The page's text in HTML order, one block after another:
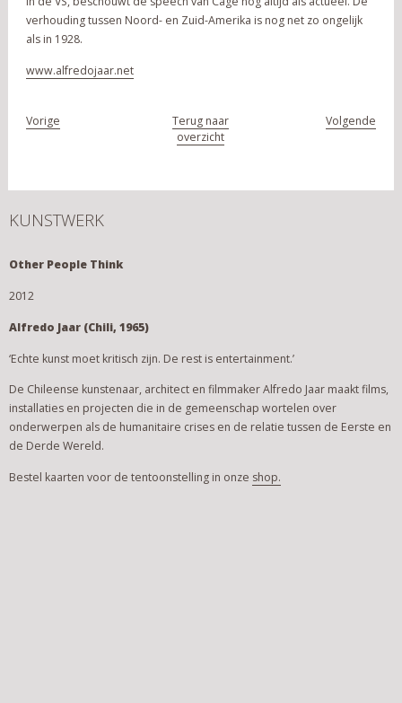
verhouding tussen Noord- en Zuid-Amerika is nog net zo ongelijk
als in 1928.
www.alfredojaar.net
Vorige
Terug naar
overzicht
Volgende
KUNSTWERK
Other People Think
2012
Alfredo Jaar (Chili, 1965)
‘Echte kunst moet kritisch zijn. De rest is entertainment.’
De Chileense kunstenaar, architect en filmmaker Alfredo Jaar maakt films,
installaties en projecten die in de gemeenschap wortelen over
onderwerpen als de humanitaire crises en de relatie tussen de Eerste en
de Derde Wereld.
Bestel kaarten voor de tentoonstelling in onze shop.